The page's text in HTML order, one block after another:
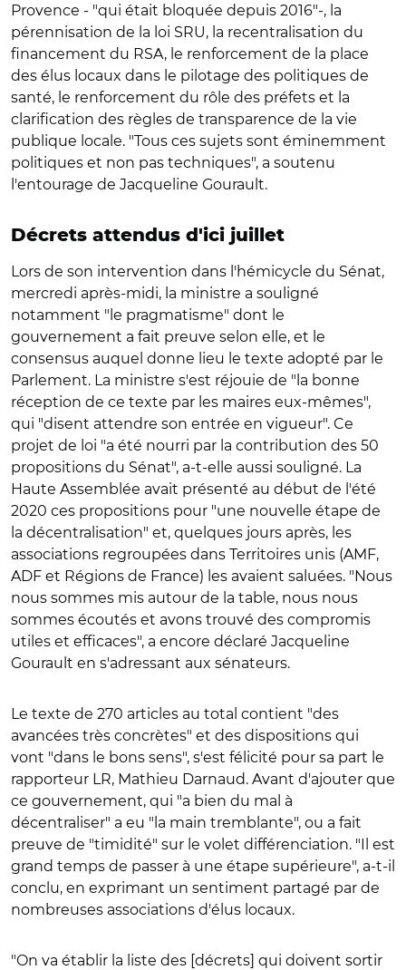
Provence - "qui était bloquée depuis 2016"-, la
pérennisation de la loi SRU, la recentralisation du
financement du RSA, le renforcement de la place
des élus locaux dans le pilotage des politiques de
santé, le renforcement du rôle des préfets et la
clarification des règles de transparence de la vie
publique locale. "Tous ces sujets sont éminemment
politiques et non pas techniques", a soutenu
l'entourage de Jacqueline Gourault.
Décrets attendus d'ici juillet
Lors de son intervention dans l'hémicycle du Sénat,
mercredi après-midi, la ministre a souligné
notamment "le pragmatisme" dont le
gouvernement a fait preuve selon elle, et le
consensus auquel donne lieu le texte adopté par le
Parlement. La ministre s'est réjouie de "la bonne
réception de ce texte par les maires eux-mêmes",
qui "disent attendre son entrée en vigueur". Ce
projet de loi "a été nourri par la contribution des 50
propositions du Sénat", a-t-elle aussi souligné. La
Haute Assemblée avait présenté au début de l'été
2020 ces propositions pour "une nouvelle étape de
la décentralisation" et, quelques jours après, les
associations regroupées dans Territoires unis (AMF,
ADF et Régions de France) les avaient saluées. "Nous
nous sommes mis autour de la table, nous nous
sommes écoutés et avons trouvé des compromis
utiles et efficaces", a encore déclaré Jacqueline
Gourault en s'adressant aux sénateurs.
Le texte de 270 articles au total contient "des
avancées très concrètes" et des dispositions qui
vont "dans le bons sens", s'est félicité pour sa part le
rapporteur LR, Mathieu Darnaud. Avant d'ajouter que
ce gouvernement, qui "a bien du mal à
décentraliser" a eu "la main tremblante", ou a fait
preuve de "timidité" sur le volet différenciation. "Il est
grand temps de passer à une étape supérieure", a-t-il
conclu, en exprimant un sentiment partagé par de
nombreuses associations d'élus locaux.
"On va établir la liste des [décrets] qui doivent sortir